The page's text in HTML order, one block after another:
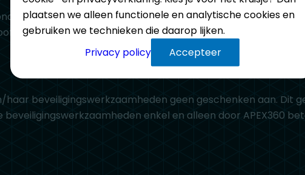
invloed te zijn van alcohol of drugs. Alcohol en drugs
als beveiliger.
haar beveiligingswerkzaamheden geen geschenken aan. Dit
enkel en alleen door APEX360
plaatsen we alleen functionele en analytische cookies en
gebruiken we technieken die daarop lijken.
Privacy policy
Accepteer